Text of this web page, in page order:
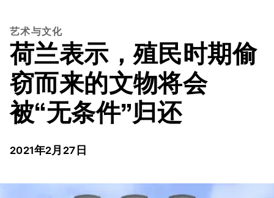
艺术与文化
荷兰表示，殖民时期偷
窃而来的文物将会
被“无条件”归还
2021年2月27日